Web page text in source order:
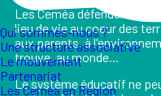
Qui sommes-nous ?
Une structure associative
Le mouvement
Partenariat
Les Ceméa en Région
Les Ceméa défendent la
lieu de vie au coeur des
aux parents, à
trouve, au monde...
Le système éducatif ne